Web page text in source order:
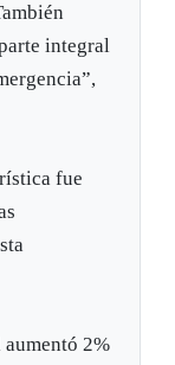
integral
fue
2%